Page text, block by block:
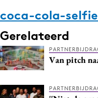
coca-cola-
Gerelateerd
Van pitch